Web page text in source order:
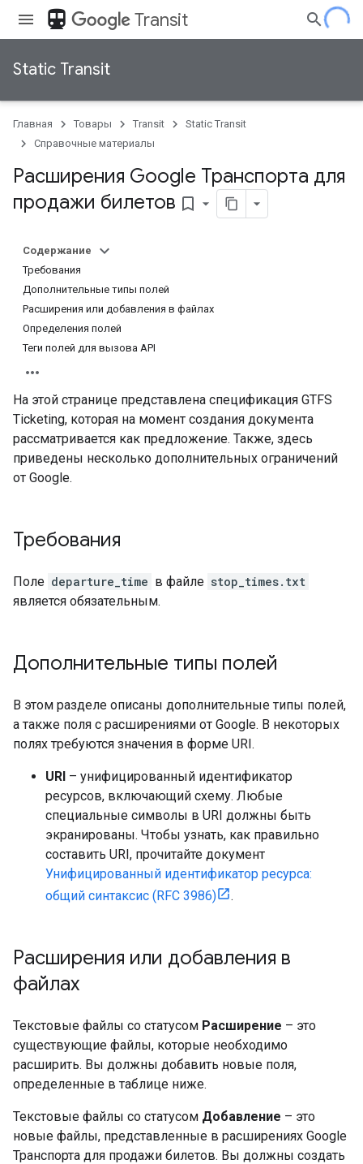
directions_transit Transit
Static Transit
Главная Товары Transit
Static Transit
Справочные материалы
Расширения Google Транспорта для
продажи билетов bookmark_border
Содержание
Требования
Дополнительные типы полей
Расширения или добавления в файлах
Определения полей
Теги полей для вызова API
На этой странице представлена спецификация GTFS
Ticketing, которая на момент создания документа
рассматривается как предложение. Также, здесь
приведены несколько дополнительных ограничений
от Google.
Требования
Поле departure_time в файле stop_times.txt
является обязательным.
Дополнительные типы полей
В этом разделе описаны дополнительные типы полей,
а также поля с расширениями от Google. В некоторых
полях требуются значения в форме URI.
URI – унифицированный идентификатор
ресурсов, включающий схему. Любые
специальные символы в URI должны быть
экранированы. Чтобы узнать, как правильно
составить URI, прочитайте документ
Унифицированный идентификатор ресурса:
общий синтаксис (RFC 3986)
.
Расширения или добавления в
файлах
Текстовые файлы со статусом Расширение – это
существующие файлы, которые необходимо
расширить. Вы должны добавить новые поля,
определенные в таблице ниже.
Текстовые файлы со статусом Добавление – это
новые файлы, представленные в расширениях Google
Транспорта для продажи билетов. Вы должны создать